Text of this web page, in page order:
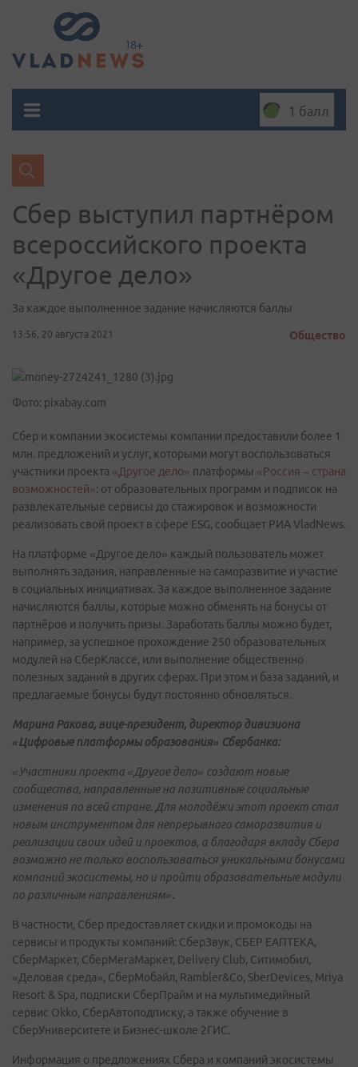
1 балл
Сбер выступил партнёром
всероссийского проекта
«Другое дело»
За каждое выполненное задание начисляются баллы
13:56, 20 августа 2021 Общество
Фото: pixabay.com
Сбер и компании экосистемы компании предоставили более 1
млн. предложений и услуг, которыми могут воспользоваться
участники проекта «Другое дело» платформы «Россия – страна
возможностей»: от образовательных программ и подписок на
развлекательные сервисы до стажировок и возможности
реализовать свой проект в сфере ESG, сообщает РИА VladNews.
На платформе «Другое дело» каждый пользователь может
выполнять задания, направленные на саморазвитие и участие
в социальных инициативах. За каждое выполненное задание
начисляются баллы, которые можно обменять на бонусы от
партнёров и получить призы. Заработать баллы можно будет,
например, за успешное прохождение 250 образовательных
модулей на СберКлассе, или выполнение общественно
полезных заданий в других сферах. При этом и база заданий, и
предлагаемые бонусы будут постоянно обновляться.
Марина Ракова, вице-президент, директор дивизиона
«Цифровые платформы образования» Сбербанка:
«Участники проекта «Другое дело» создают новые
сообщества, направленные на позитивные социальные
изменения по всей стране. Для молодёжи этот проект стал
новым инструментом для непрерывного саморазвития и
реализации своих идей и проектов, а благодаря вкладу Сбера
возможно не только воспользоваться уникальными бонусами
компаний экосистемы, но и пройти образовательные модули
по различным направлениям».
В частности, Сбер предоставляет скидки и промокоды на
сервисы и продукты компаний: СберЗвук, СБЕР ЕАПТЕКА,
СберМаркет, СберМегаМаркет, Delivery Club, Ситимобил,
«Деловая среда», СберМобайл, Rambler&Co, SberDevices, Mriya
Resort & Spa, подписки СберПрайм и на мультимедийный
сервис Okko, СберАвтоподписку, а также обучение в
СберУниверситете и Бизнес-школе 2ГИС.
Информация о предложениях Сбера и компаний экосистемы